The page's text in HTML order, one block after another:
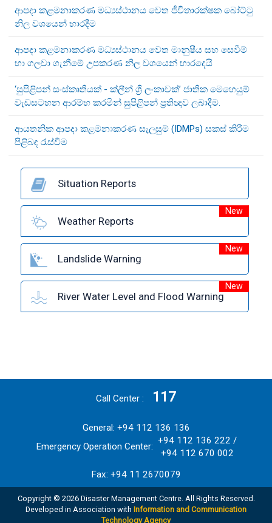
ආපදා කළමනාකරණ මධ්‍යස්ථානය වෙත ජීවිතාරක්ෂක බෝට්ටු
නිල වශයෙන් භාරදීම
ආපදා කළමනාකරණ මධ්‍යස්ථානය වෙත මානුෂීය සහ සෙවීම්
හා ගලවා ගැනීමේ උපකරණ නිල වශයෙන් භාරදෙයි
‘සුපිළිපන් සංස්කෘතියක් - ක්ලීන් ශ්‍රී ලංකාවක්’ ජාතික මෙහෙයුම්
වැඩසටහන ආරම්භ කරමින් සුපිළිපන් ප්‍රතිඥාව ලබාදීම.
ආයතනික ආපදා කළමනාකරණ සැලසුම් (IDMPs) සකස් කිරීම
පිළිබඳ රැස්වීම
Situation Reports
Weather Reports
New
Landslide Warning
New
River Water Level and Flood Warning
New
Call Center 117
General: +94 112 136 136
Emergency Operation Center:
+94 112 136 222 /
+94 112 670 002
Fax: +94 11 2670079
Copyright © 2026 Disaster Management Centre. All Rights Reserved.
Developed in Association with Information and Communication
Technology Agency